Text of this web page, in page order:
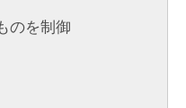
のを制御